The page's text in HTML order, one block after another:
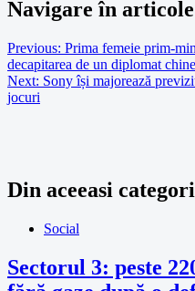
Navigare în articole
Previous: Prima femeie prim-
decapitarea de un diplomat
Next: Sony își majorează
jocuri
Din aceeasi
Social
Sectorul 3: peste